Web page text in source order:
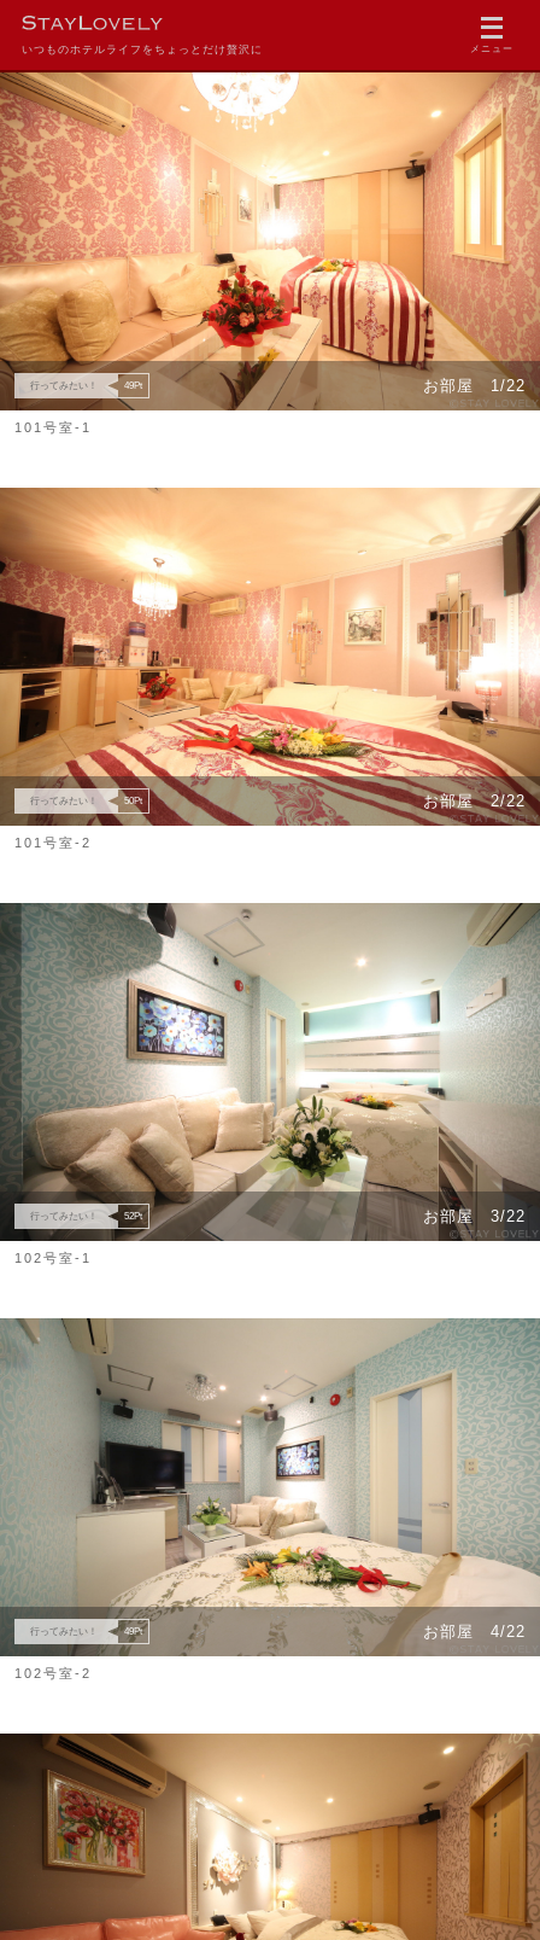
いつものホテルライフをちょっとだけ贅沢に メニュー
行ってみたい！ 49Pt お部屋 1/22
101号室-1
行ってみたい！ 50Pt お部屋 2/22
101号室-2
行ってみたい！ 52Pt お部屋 3/22
102号室-1
行ってみたい！ 49Pt お部屋 4/22
102号室-2